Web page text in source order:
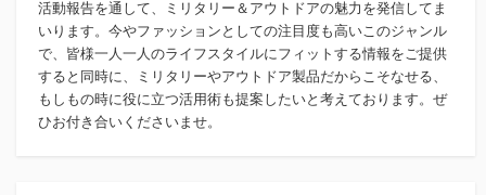
活動報告を通して、ミリタリー＆アウトドアの魅力を発信してま
いります。今やファッションとしての注目度も高いこのジャンル
で、皆様一人一人のライフスタイルにフィットする情報をご提供
すると同時に、ミリタリーやアウトドア製品だからこそなせる、
もしもの時に役に立つ活用術も提案したいと考えております。ぜ
ひお付き合いくださいませ。